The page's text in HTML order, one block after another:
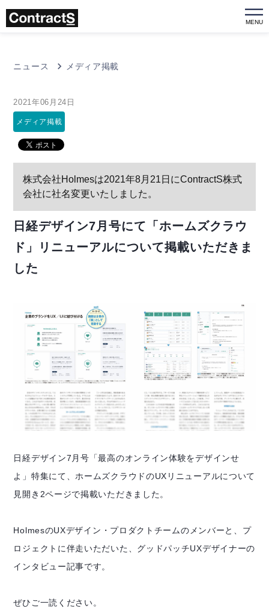
MENU
ニュース メディア掲載
2021年06月24日
メディア掲載
株式会社Holmesは2021年8月21日にContractS株式
会社に社名変更いたしました。
日経デザイン7月号にて「ホームズクラウ
ド」リニューアルについて掲載いただきま
した
日経デザイン7月号「最高のオンライン体験をデザインせ
よ」特集にて、ホームズクラウドのUXリニューアルについて
見開き2ページで掲載いただきました。
HolmesのUXデザイン・プロダクトチームのメンバーと、プ
ロジェクトに伴走いただいた、グッドパッチUXデザイナーの
インタビュー記事です。
ぜひご一読ください。